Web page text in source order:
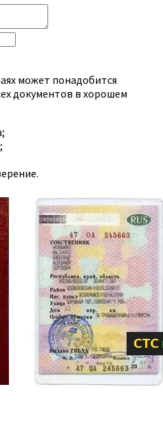
может понадобится
документов в хорошем